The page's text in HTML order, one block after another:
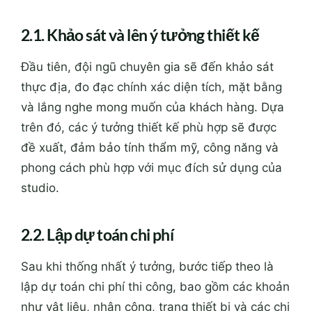
2.1. Khảo sát và lên ý tưởng thiết kế
Đầu tiên, đội ngũ chuyên gia sẽ đến khảo sát
thực địa, đo đạc chính xác diện tích, mặt bằng
và lắng nghe mong muốn của khách hàng. Dựa
trên đó, các ý tưởng thiết kế phù hợp sẽ được
đề xuất, đảm bảo tính thẩm mỹ, công năng và
phong cách phù hợp với mục đích sử dụng của
studio.
2.2. Lập dự toán chi phí
Sau khi thống nhất ý tưởng, bước tiếp theo là
lập dự toán chi phí thi công, bao gồm các khoản
như vật liệu, nhân công, trang thiết bị và các chi